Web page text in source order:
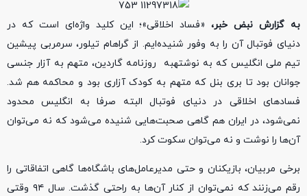
به گزارش نبض خبر،«فساد اخلاقی»؛ این کلید واژه‌ای است که در
دنیای فوتبال آن را به وفور شنیده‌ایم. از گراهام تیلور، سرمربی پیشین
تیم ملی انگلیس که به نوشتهبه روزنامه گاردین، متهم به آزار جنسی
جوانان بود تا بری بنل که متهم به کودک آزاری بود و محاکمه هم شد.
فساد‌های اخلاقی در دنیای فوتبال البته صرفا به انگلیس محدود
نمی‌شود، در ایران هم گاهی صحبت‌هایی شنیده می‌شود که نه می‌توان
آن‌ها را نوشت و نه می‌توان سکوت کرد.
برخی مربیان، بازیکنان و حتی مدیرعامل‌های باشگاه‌ها گاهی اتفاقاتی را
رقم می‌زنند که نمی‌توان از کنار آن‌ها به راحتی گذشت. سال ۹۴ وقتی